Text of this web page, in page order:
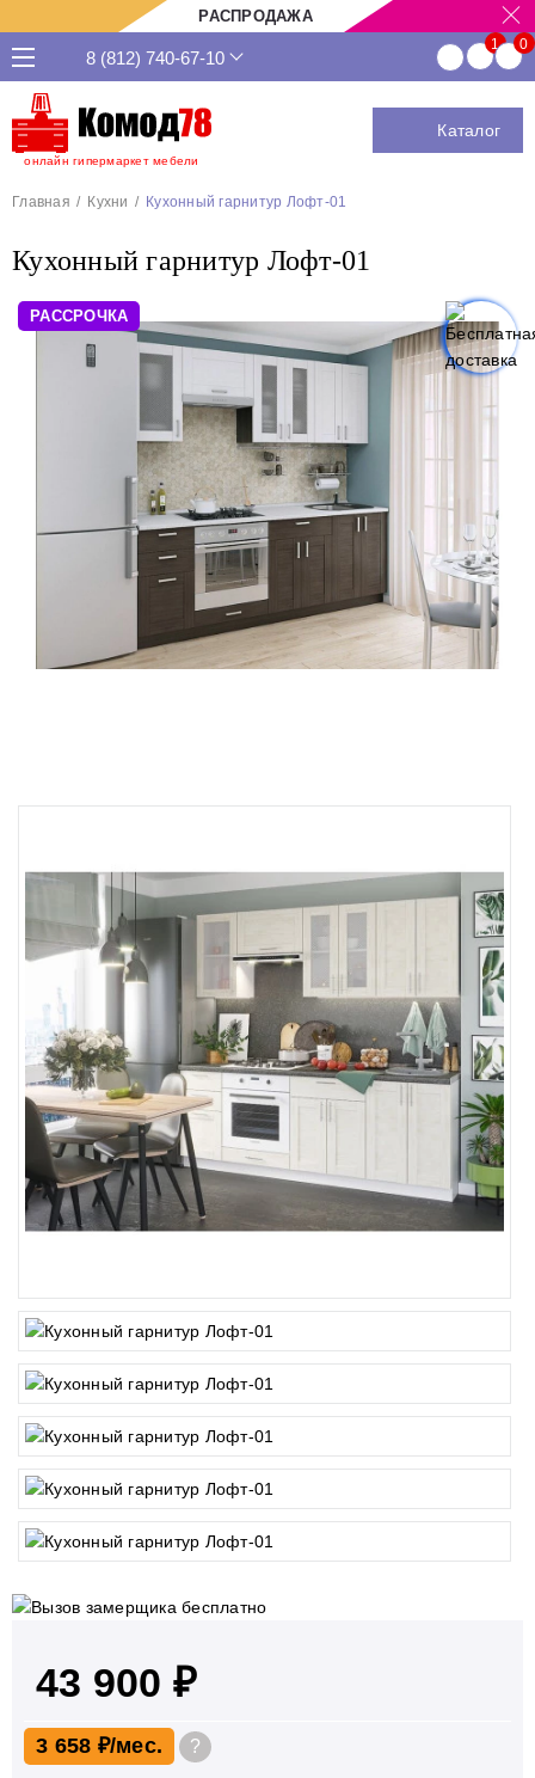
РАСПРОДАЖА
онлайн гипермаркет мебели
8 (812) 740-67-10
Каталог
Главная Кухни Кухонный гарнитур Лофт-01
Кухонный гарнитур Лофт-01
РАССРОЧКА
43 900 ₽
3 658 ₽ ?